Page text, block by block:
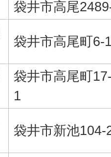
袋井市高尾
袋井市高尾町6-
袋井市高尾町
1
袋井市新池104-